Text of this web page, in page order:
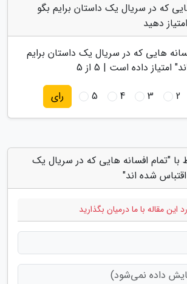
که در سریال یک داستان برایم بگو
دهید
هایی که در سریال یک داستان برایم
" امتیاز داده است | 5 از 5
2
3
4
5 رای
با "تمام افسانه هایی که در سریال یک
شده اند"
این مقاله با ما درمیان بگذارید